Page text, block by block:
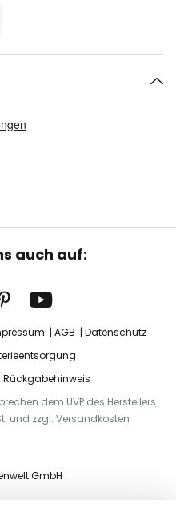
auch auf:
AGB
Datenschutz
dem UVP des Herstellers.
und zzgl. Versandkosten
GmbH